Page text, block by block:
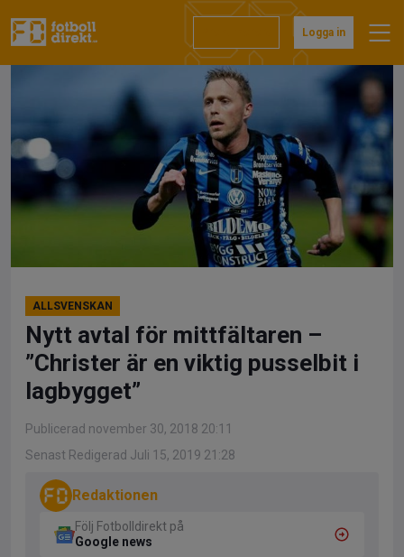
till
Logga in
ALLSVENSKAN
Nytt avtal för mittfältaren –
”Christer är en viktig pusselbit i
lagbygget”
Publicerad november 30, 2018 20:11
Senast Redigerad Juli 15, 2019 21:28
Redaktionen
Följ Fotbolldirekt på
Google news